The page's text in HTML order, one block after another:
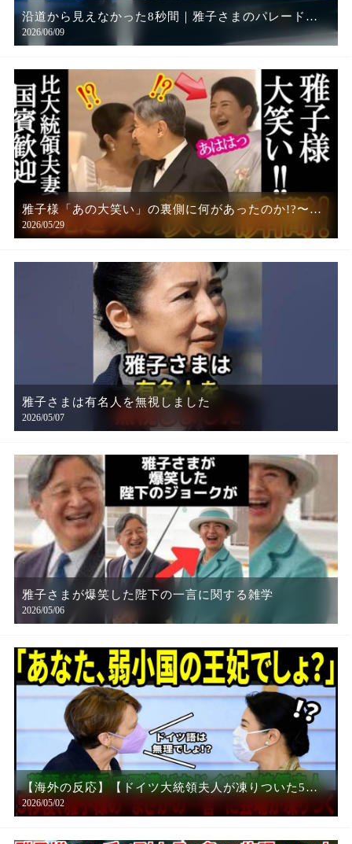
沿道から見えなかった8秒間｜雅子さまのパレードで
映っていたもの
2026/06/09
雅子様「あの大笑い」の裏側に何があったのか!?〜国
賓歓迎で見せた雅子様の知られざるおもてなしが生ん
2026/05/29
雅子さまは有名人を無視しました
2026/05/07
雅子さまが爆笑した陛下の一言に関する雑学
2026/05/06
【海外の反応】【ドイツ大統領夫人が凍りついた5
秒】雅子様の“まさかの一言”が世界を揺るがせた！
2026/05/02